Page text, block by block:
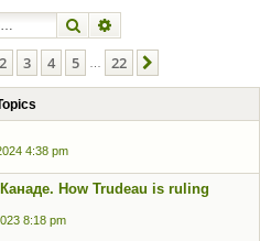
Search
1of 22
2 3 4 5 22
4:38 pm
How Trudeau is ruling
8:18 pm